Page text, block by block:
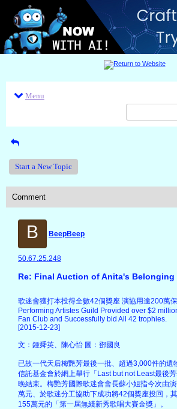
Menu
Start a New Topic
Comment
B BeepBeep
50.67.25.248
Re: Final Auction of Anita's Belonging
歌迷會獲打本投得全數42個獎座 演協用逾200萬
Performing Artistes Guild Provided over $2
Fan Club and Successfully bid All 42 trophies.
[2015-12-23]
文：鍾舜英、陳心怡 圖：鄧國良
已故一代天后梅艷芳最後一批、超過3,000件的遺
信託基金會於網上舉行「Last but not Least最後
晚結束。梅艷芳國際歌迷會會長蘇小姐指今次由
萬元、於歌迷分工協助下成功將42個獎座投回，
155萬元的「第一屆無綫新秀歌唱大賽金獎」。